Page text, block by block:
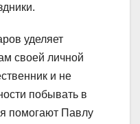
уделяет
своей личной
и не
побывать в
помогают Павлу